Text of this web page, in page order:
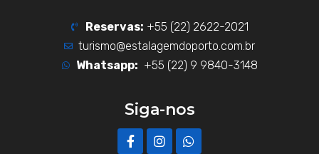
Reservas: +55 (22) 2622-2021
turismo@estalagemdoporto.com.br
Whatsapp: +55 (22) 9 9840-3148
Siga-nos
F
a
I
n
W
h